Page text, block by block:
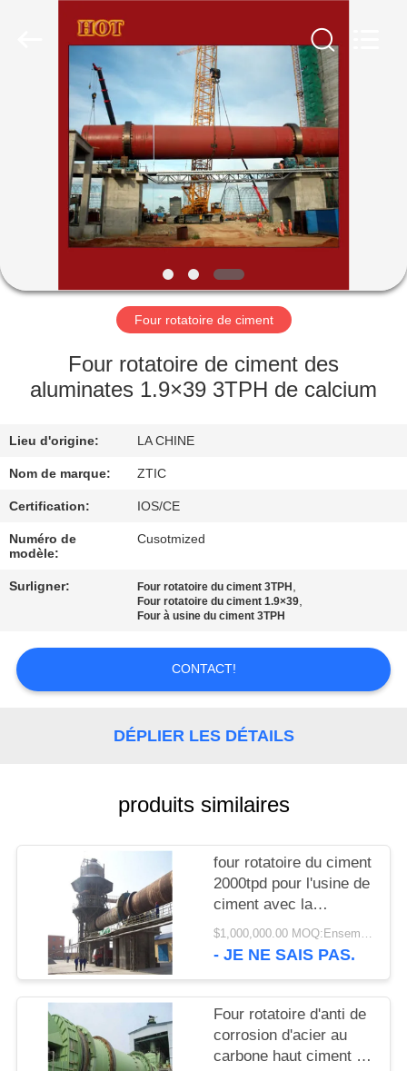
MAISON
PRODUITS
SHOW
AU
NOUS
VISITE
D'USINE
CONTRÔLE
DE
QUALITÉ
CONTACTEZ-
NOUS
NOUVELLES
DEMANDEZ
CITATION
SITE
PRIVACY
POLICY
Four rotatoire de ciment
Four rotatoire de ciment des
aluminates 1.9×39 3TPH de calcium
Lieu d'origine: LA CHINE
Nom de marque: ZTIC
Certification: IOS/CE
Numéro de
modèle:
Cusotmized
Surligner: Four rotatoire du ciment 3TPH ,
Four rotatoire du ciment 1.9×39,
Four à usine du ciment 3TPH
CONTACT!
DÉPLIER LES DÉTAILS
produits similaires
four rotatoire du ciment
2000tpd pour l'usine de
ciment avec la
meilleure
représentation
$1,000,000.00 MOQ:Ensembles 1
- JE NE SAIS PAS.
Four rotatoire d'anti de
corrosion d'acier au
carbone haut ciment de